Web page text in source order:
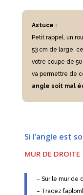
Astuce :
Petit rappel, un
53 cm de large,
votre coupe de
va permettre de
angle soit mal
Si l’angle est
MUR DE DROITE
– Sur le mur de
– Tracez